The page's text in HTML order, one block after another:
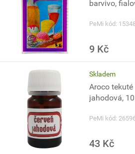
barvivo,
PeMi kód:
9 Kč
Skladem
Aroco
jahodová,
PeMi kód:
43 Kč